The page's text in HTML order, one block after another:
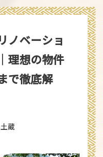
ノベーショ
理想の物件
で徹底解
蔵